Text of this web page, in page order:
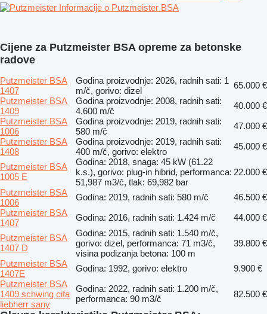
Informacije o Putzmeister BSA
Cijene za Putzmeister BSA opreme za betonske
radove
Putzmeister BSA
1407
Godina proizvodnje: 2026, radnih sati: 1
m/č, gorivo: dizel
65.000 €
Putzmeister BSA
1409
Godina proizvodnje: 2008, radnih sati:
4.600 m/č
40.000 €
Putzmeister BSA
1006
Godina proizvodnje: 2019, radnih sati:
580 m/č
47.000 €
Putzmeister BSA
1408
Godina proizvodnje: 2019, radnih sati:
400 m/č, gorivo: elektro
45.000 €
Putzmeister BSA
1005 E
Godina: 2018, snaga: 45 kW (61.22
k.s.), gorivo: plug-in hibrid, performanca:
51,987 m3/č, tlak: 69,982 bar
22.000 €
Putzmeister BSA
1006
Godina: 2019, radnih sati: 580 m/č
46.500 €
Putzmeister BSA
1407
Godina: 2016, radnih sati: 1.424 m/č
44.000 €
Putzmeister BSA
1407 D
Godina: 2015, radnih sati: 1.540 m/č,
gorivo: dizel, performanca: 71 m3/č,
visina podizanja betona: 100 m
39.800 €
Putzmeister BSA
1407E
Godina: 1992, gorivo: elektro
9.900 €
Putzmeister BSA
1409 schwing cifa
liebherr sany
Godina: 2022, radnih sati: 1.200 m/č,
performanca: 90 m3/č
82.500 €